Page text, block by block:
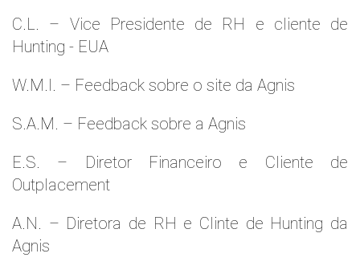
C.L. – Vice Presidente de RH e cliente de
Hunting - EUA
W.M.l. – Feedback sobre o site da Agnis
S.A.M. – Feedback sobre a Agnis
E.S. – Diretor Financeiro e Cliente de
Outplacement
A.N. – Diretora de RH e Clinte de Hunting da
Agnis